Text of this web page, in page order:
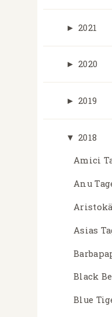
► 2021
► 2020
► 2019
▼ 2018
Amici
Anu
Asias
Black
Blue